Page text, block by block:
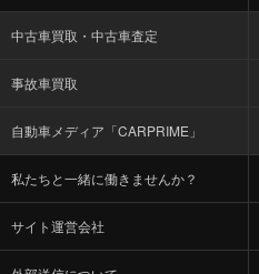
中古車買取・中古車査定
事故車買取
自動車メディア「CARPRIME」
私たちと一緒に働きませんか？
サイト運営会社